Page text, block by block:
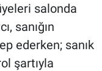
salonda
sanığın
ederken; sanık
şartıyla